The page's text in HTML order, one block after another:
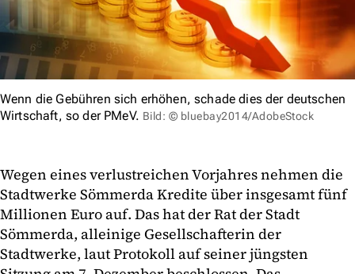
Wenn die Gebühren sich erhöhen, schade dies der deutschen
Wirtschaft, so der PMeV. Bild: © bluebay2014/AdobeStock
Wegen eines verlustreichen Vorjahres nehmen die
Stadtwerke Sömmerda Kredite über insgesamt fünf
Millionen Euro auf. Das hat der Rat der Stadt
Sömmerda, alleinige Gesellschafterin der
Stadtwerke, laut Protokoll auf seiner jüngsten